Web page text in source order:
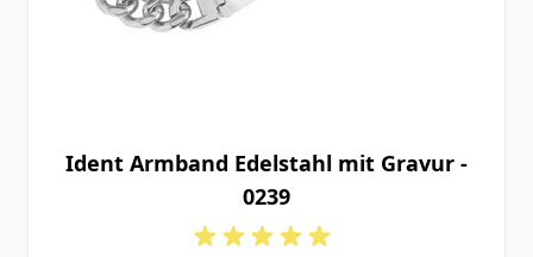
Ident Armband Edelstahl mit Gravur -
0239